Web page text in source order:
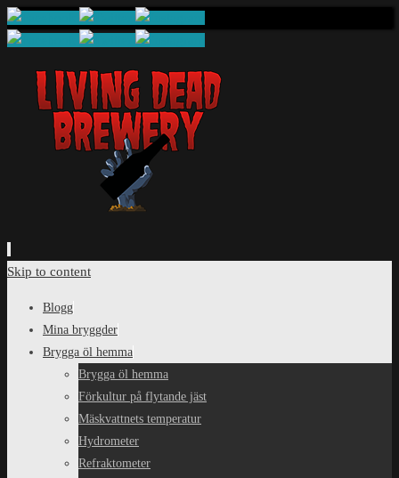
Skip to content
Blogg
Mina bryggder
Brygga öl hemma
Brygga öl hemma
Förkultur på flytande jäst
Mäskvattnets temperatur
Hydrometer
Refraktometer